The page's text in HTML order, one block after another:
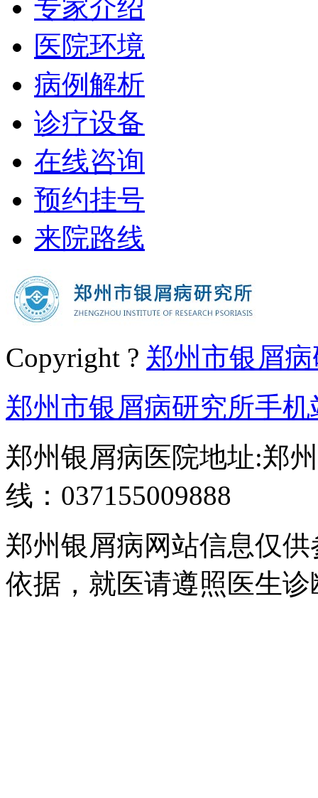
专家介绍
医院环境
病例解析
诊疗设备
在线咨询
预约挂号
来院路线
Copyright ? 郑州市银屑
郑州市银屑病研究所手机
郑州银屑病医院地址:郑
线：037155009888
郑州银屑病网站信息仅
依据，就医请遵照医生诊